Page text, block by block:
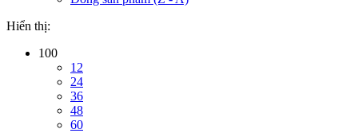
Hiển thị:
100
12
24
36
48
60